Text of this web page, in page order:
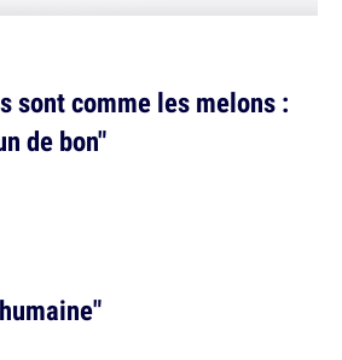
sont comme les melons :
de bon"